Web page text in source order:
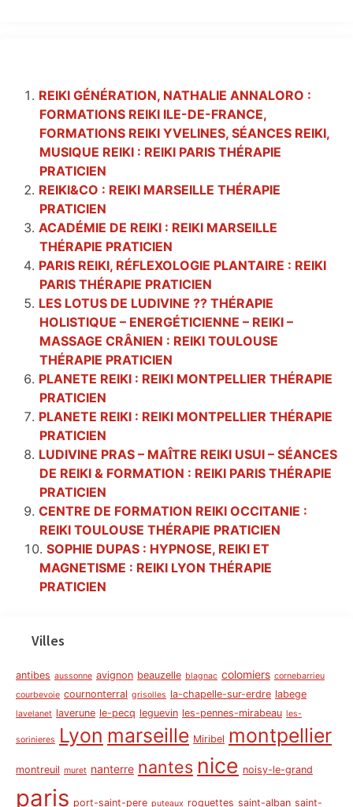
REIKI GÉNÉRATION, NATHALIE ANNALORO :
FORMATIONS REIKI ILE-DE-FRANCE,
FORMATIONS REIKI YVELINES, SÉANCES REIKI,
MUSIQUE REIKI : REIKI PARIS THÉRAPIE
PRATICIEN
REIKI&CO : REIKI MARSEILLE THÉRAPIE
PRATICIEN
ACADÉMIE DE REIKI : REIKI MARSEILLE
THÉRAPIE PRATICIEN
PARIS REIKI, RÉFLEXOLOGIE PLANTAIRE : REIKI
PARIS THÉRAPIE PRATICIEN
LES LOTUS DE LUDIVINE ?? THÉRAPIE
HOLISTIQUE – ENERGÉTICIENNE – REIKI –
MASSAGE CRÂNIEN : REIKI TOULOUSE
THÉRAPIE PRATICIEN
PLANETE REIKI : REIKI MONTPELLIER THÉRAPIE
PRATICIEN
PLANETE REIKI : REIKI MONTPELLIER THÉRAPIE
PRATICIEN
LUDIVINE PRAS – MAÎTRE REIKI USUI – SÉANCES
DE REIKI & FORMATION : REIKI PARIS THÉRAPIE
PRATICIEN
CENTRE DE FORMATION REIKI OCCITANIE :
REIKI TOULOUSE THÉRAPIE PRATICIEN
SOPHIE DUPAS : HYPNOSE, REIKI ET
MAGNETISME : REIKI LYON THÉRAPIE
PRATICIEN
Villes
antibes aussonne avignon beauzelle blagnac colomiers cornebarrieu
courbevoie cournonterral grisolles la-chapelle-sur-erdre labege
lavelanet laverune le-pecq leguevin les-pennes-mirabeau les-
sorinieres Lyon marseille Miribel montpellier
montreuil muret nanterre nantes nice noisy-le-grand
paris port-saint-pere puteaux roquettes saint-alban saint-